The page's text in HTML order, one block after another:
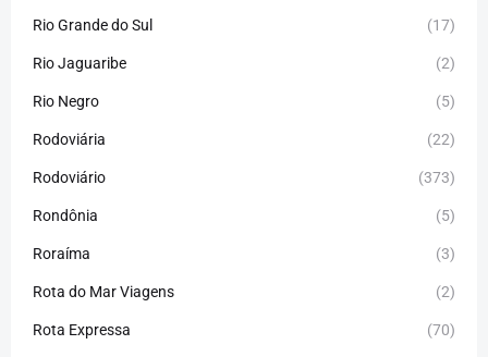
Rio Grande do Sul (17)
Rio Jaguaribe (2)
Rio Negro (5)
Rodoviária (22)
Rodoviário (373)
Rondônia (5)
Roraíma (3)
Rota do Mar Viagens (2)
Rota Expressa (70)